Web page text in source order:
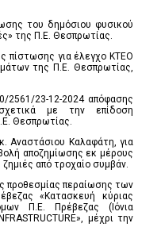
του δημόσιου φυσικού
της Π.Ε. Θεσπρωτίας.
πίστωσης για έλεγχο ΚΤΕΟ
της Π.Ε. Θεσπρωτίας,
2561/23-12-2024 απόφασης
με την επίδοση
Θεσπρωτίας.
Αναστάσιου Καλαφάτη, για
αποζημίωσης εκ μέρους
από τροχαίο συμβάν.
προθεσμίας περαίωσης των
«Κατασκευή κύριας
Π.Ε. Πρέβεζας (Ιόνια
μέχρι την